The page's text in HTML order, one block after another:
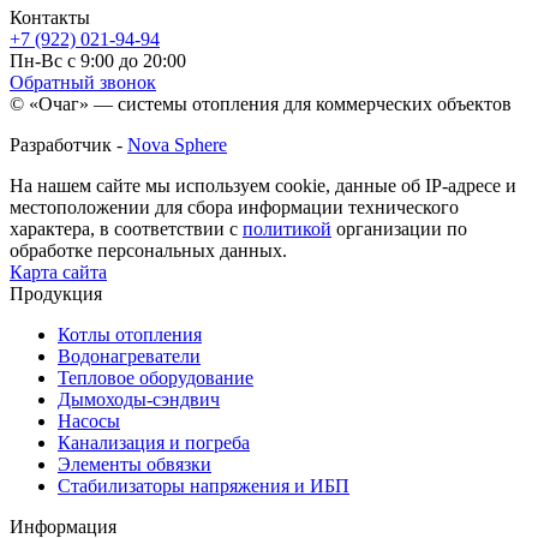
Контакты
+7 (922) 021-94-94
Пн-Вс с 9:00 до 20:00
Обратный звонок
© «Очаг» — системы отопления для коммерческих объектов
Разработчик - Nova Sphere
На нашем сайте мы используем cookie, данные об IP-адресе и
местоположении для сбора информации технического
характера, в соответствии с политикой организации по
обработке персональных данных.
Карта сайта
Продукция
Котлы отопления
Водонагреватели
Тепловое оборудование
Дымоходы-сэндвич
Насосы
Канализация и погреба
Элементы обвязки
Стабилизаторы напряжения и ИБП
Информация